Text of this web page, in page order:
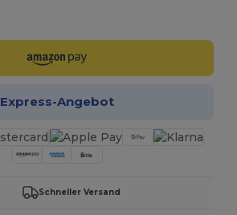
Express-Angebot
Schneller Versand